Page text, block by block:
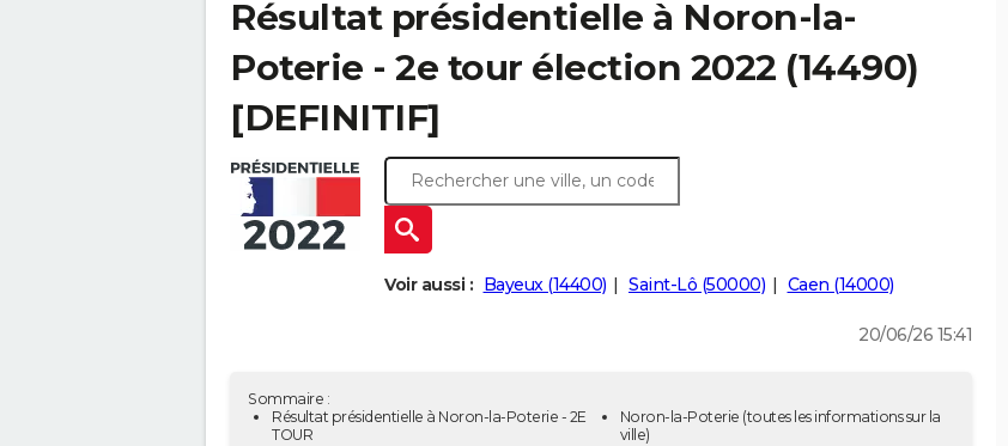
Résultat présidentielle à Noron-la-
Poterie - 2e tour élection 2022 (14490)
[DEFINITIF]
Voir aussi : Bayeux (14400) Saint-Lô (50000) Caen (14000)
20/06/26 15:41
Sommaire :
Résultat présidentielle à Noron-la-Poterie - 2E
TOUR
Noron-la-Poterie (toutes les informations sur la
ville)